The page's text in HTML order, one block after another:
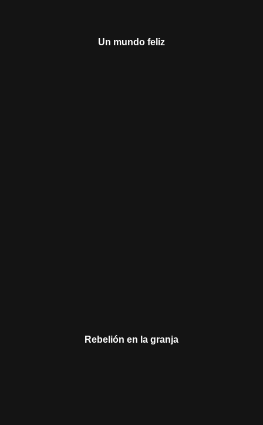
Un mundo feliz
Rebelión en la granja